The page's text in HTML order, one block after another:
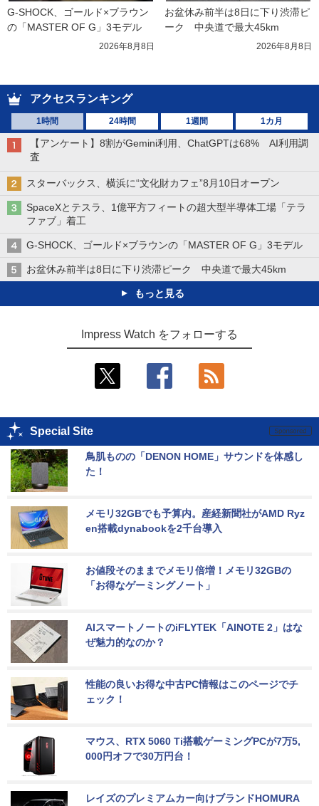
G-SHOCK、ゴールド×ブラウン
の「MASTER OF G」3モデル
2026年8月8日
お盆休み前半は8日に下り渋滞ピ
ーク　中央道で最大45km
2026年8月8日
アクセスランキング
1時間 24時間 1週間 1カ月
【アンケート】8割がGemini利用、ChatGPTは68% AI利用調
査
スターバックス、横浜に“文化財カフェ”8月10日オープン
SpaceXとテスラ、1億平方フィートの超大型半導体工場「テラ
ファブ」着工
G-SHOCK、ゴールド×ブラウンの「MASTER OF G」3モデル
お盆休み前半は8日に下り渋滞ピーク 中央道で最大45km
もっと見る
Impress Watch をフォローする
Special Site
鳥肌ものの「DENON HOME」サウンドを体感し
た！
メモリ32GBでも予算内。産経新聞社がAMD Ryz
en搭載dynabookを2千台導入
お値段そのままでメモリ倍増！メモリ32GBの
「お得なゲーミングノート」
AIスマートノートのiFLYTEK「AINOTE 2」はな
ぜ魅力的なのか？
性能の良いお得な中古PC情報はこのページでチ
ェック！
マウス、RTX 5060 Ti搭載ゲーミングPCが7万5,
000円オフで30万円台！
レイズのプレミアムカー向けブランドHOMURA